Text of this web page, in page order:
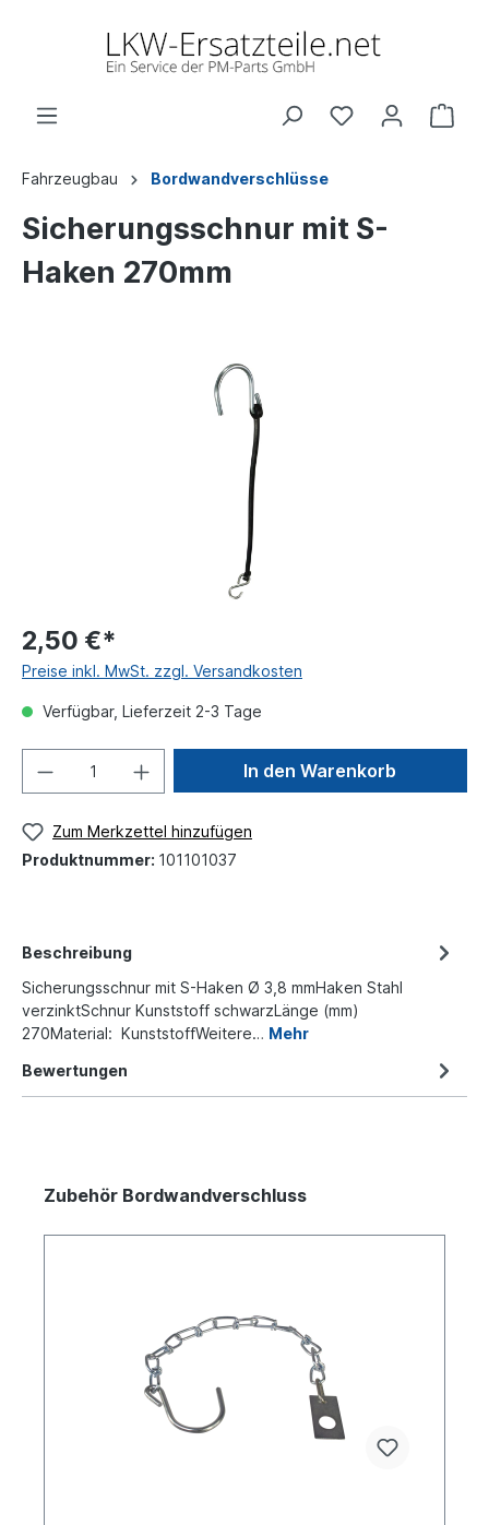
Fahrzeugbau Bordwandverschlüsse
Sicherungsschnur mit S-
Haken 270mm
2,50 €*
Preise inkl. MwSt. zzgl. Versandkosten
Verfügbar, Lieferzeit 2-3 Tage
In den Warenkorb
Zum Merkzettel hinzufügen
Produktnummer: 101101037
Beschreibung
Sicherungsschnur mit S-Haken Ø 3,8 mmHaken Stahl
verzinktSchnur Kunststoff schwarzLänge (mm)
270Material: KunststoffWeitere… Mehr
Bewertungen
Zubehör Bordwandverschluss